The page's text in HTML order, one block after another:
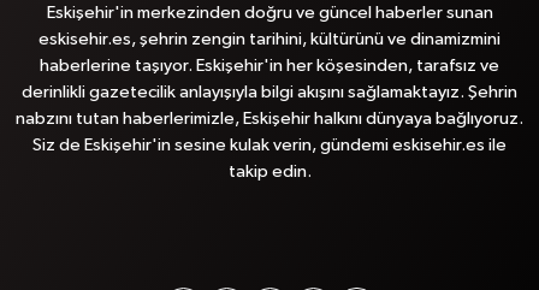
Eskişehir'in merkezinden doğru ve güncel haberler sunan
eskisehir.es, şehrin zengin tarihini, kültürünü ve dinamizmini
haberlerine taşıyor. Eskişehir'in her köşesinden, tarafsız ve
derinlikli gazetecilik anlayışıyla bilgi akışını sağlamaktayız. Şehrin
nabzını tutan haberlerimizle, Eskişehir halkını dünyaya bağlıyoruz.
Siz de Eskişehir'in sesine kulak verin, gündemi eskisehir.es ile
takip edin.